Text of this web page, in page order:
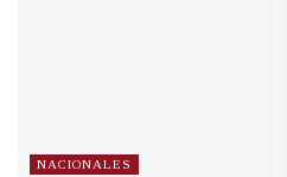
NACIONALES